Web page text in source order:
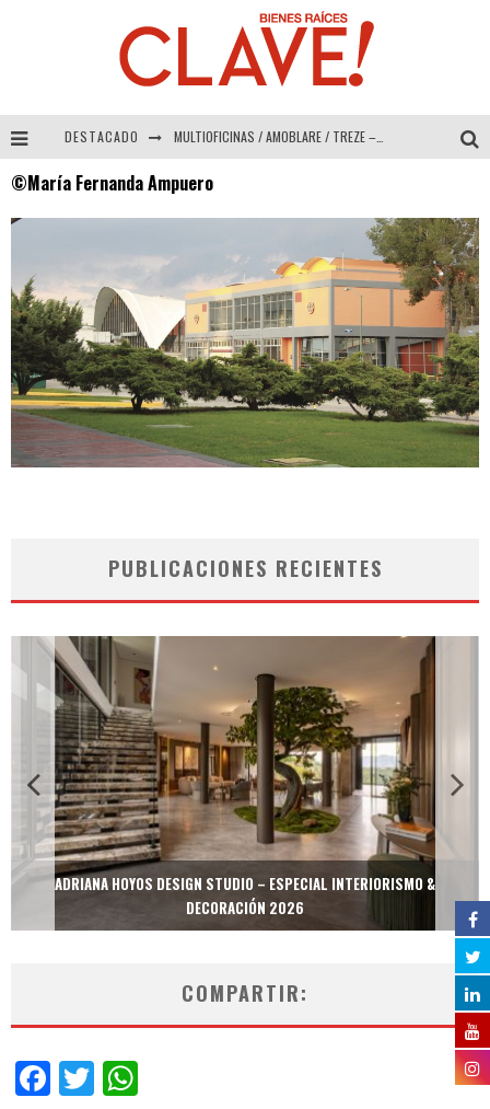
DESTACADO MULTIOFICINAS / AMOBLARE / TREZE – Especial Interiorismo & Decoración 2026
COLINEAL – Especial Interiorismo & Decoración 2026
ADRIANA HOYOS DESIGN STUDIO – Especial Interiorismo & Decoración 2026
©María Fernanda Ampuero
PUBLICACIONES RECIENTES
ADRIANA HOYOS DESIGN STUDIO – ESPECIAL INTERIORISMO &
DECORACIÓN 2026
COMPARTIR:
Facebook
Twitter